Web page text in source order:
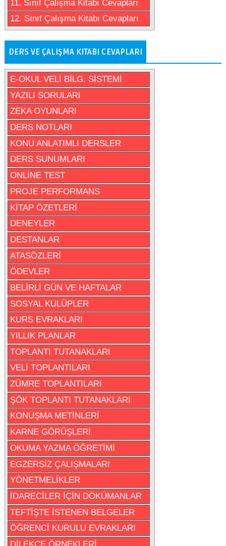
11. Sınıf Çalışma Kitabı Cevapları
12. Sınıf Çalışma Kitabı Cevapları
DERS VE ÇALIŞMA KITABI CEVAPLARI
E-OKUL VELİ BİLG. SİSTEMİ
YAZILI SORULARI
ZEKA OYUNLARI
DERS NOTLARI
KONU ANLATIMLI DERSLER
DERS SUNUMLARI
ONLİNE TEST
PROJE PERFORMANS
KİTAP ÖZETLERİ
DENEYLER
DESTANLAR
ATASÖZLERİ
ÖDEVLER
BELİRLİ GÜN VE HAFTALAR
SOSYAL KULÜPLER
KURS EVRAKLARI
YILLIK PLANLAR
TOPLANTI TUTANAKLARI
VELİ TOPLANTILARI
ZÜMRE TOPLANTILARI
ŞÖK TOPLANTI TUTANAKLARI
KONUŞMA METİNLERİ
KARNE GÖRÜŞLERİ
OKUMA YAZMA ÖĞRETİMİ
EGZERSİZ ÇALIŞMALARI
YÖNETMELİKLER
İDARECİLER İÇİN DÖKÜMANLAR
TEFTİŞTE İSTENEN BELGELER
ÖĞRENCİ KURULU EVRAKLARI